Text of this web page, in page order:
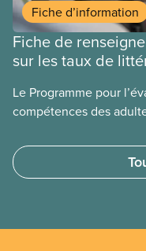
Fiche d’information
Fiche de
sur les taux de
Le Programme pour
compétences des
âgée de 16